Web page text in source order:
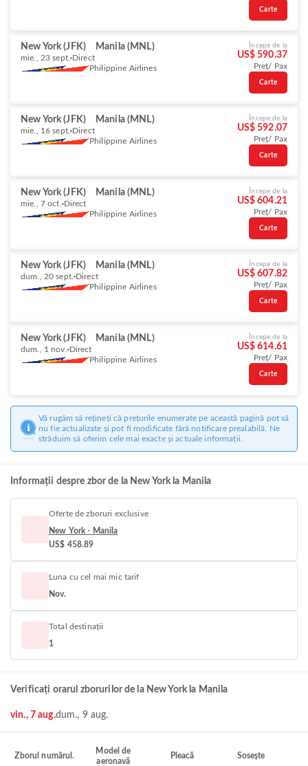
Carte
New York (JFK) Manila (MNL)
mie., 23 sept. Direct
Philippine Airlines
Începe de la
US$ 590.37
Preț/ Pax
Carte
New York (JFK) Manila (MNL)
mie., 16 sept. Direct
Philippine Airlines
Începe de la
US$ 592.07
Preț/ Pax
Carte
New York (JFK) Manila (MNL)
mie., 7 oct. Direct
Philippine Airlines
Începe de la
US$ 604.21
Preț/ Pax
Carte
New York (JFK) Manila (MNL)
dum., 20 sept. Direct
Philippine Airlines
Începe de la
US$ 607.82
Preț/ Pax
Carte
New York (JFK) Manila (MNL)
dum., 1 nov. Direct
Philippine Airlines
Începe de la
US$ 614.61
Preț/ Pax
Carte
Vă rugăm să rețineți că prețurile enumerate pe această pagină pot să
nu fie actualizate și pot fi modificate fără notificare prealabilă. Ne
străduim să oferim cele mai exacte și actuale informații.
Informații despre zbor de la New York la Manila
Oferte de zboruri exclusive
New York - Manila
US$ 458.89
Luna cu cel mai mic tarif
Nov.
Total destinații
1
Verificați orarul zborurilor de la New York la Manila
vin., 7 aug.dum., 9 aug.
Zborul numărul.
Model de
aeronavă
Pleacă Sosește